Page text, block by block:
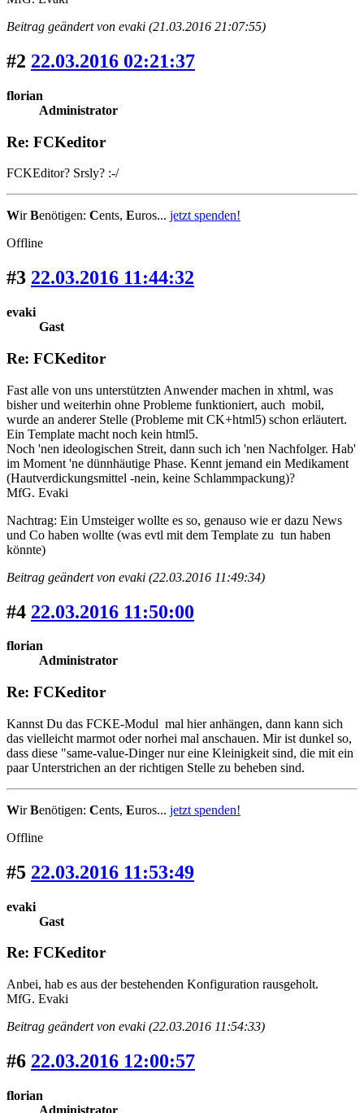
Beitrag geändert von evaki (21.03.2016 21:07:55)
#2 22.03.2016 02:21:37
florian
Administrator
Re: FCKeditor
FCKEditor? Srsly? :-/
WirBenötigen: Cents, Euros... jetzt spenden!
Offline
#3 22.03.2016 11:44:32
evaki
Gast
Re: FCKeditor
Fast alle von uns unterstützten Anwender machen in xhtml, was
bisher und weiterhin ohne Probleme funktioniert, auch mobil,
wurde an anderer Stelle (Probleme mit CK+html5) schon erläutert.
Ein Template macht noch kein html5.
Noch 'nen ideologischen Streit, dann such ich 'nen Nachfolger. Hab'
im Moment 'ne dünnhäutige Phase. Kennt jemand ein Medikament
(Hautverdickungsmittel -nein, keine Schlammpackung)?
MfG. Evaki
Nachtrag: Ein Umsteiger wollte es so, genauso wie er dazu News
und Co haben wollte (was evtl mit dem Template zu tun haben
könnte)
Beitrag geändert von evaki (22.03.2016 11:49:34)
#4 22.03.2016 11:50:00
florian
Administrator
Re: FCKeditor
Kannst Du das FCKE-Modul mal hier anhängen, dann kann sich
das vielleicht marmot oder norhei mal anschauen. Mir ist dunkel so,
dass diese "same-value-Dinger nur eine Kleinigkeit sind, die mit ein
paar Unterstrichen an der richtigen Stelle zu beheben sind.
WirBenötigen: Cents, Euros... jetzt spenden!
Offline
#5 22.03.2016 11:53:49
evaki
Gast
Re: FCKeditor
Anbei, hab es aus der bestehenden Konfiguration rausgeholt.
MfG. Evaki
Beitrag geändert von evaki (22.03.2016 11:54:33)
#6 22.03.2016 12:00:57
florian
Administrator